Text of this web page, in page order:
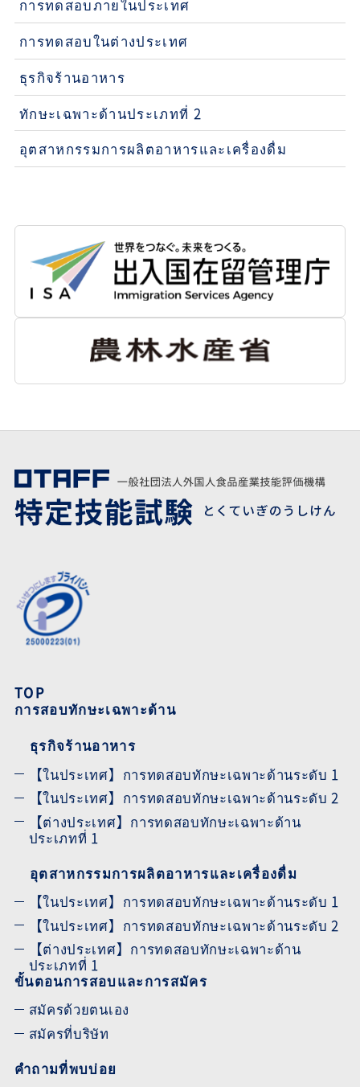
การทดสอบภายในประเทศ
การทดสอบในต่างประเทศ
ธุรกิจร้านอาหาร
ทักษะเฉพาะด้านประเภทที่ 2
อุตสาหกรรมการผลิตอาหารและเครื่องดื่ม
TOP
การสอบทักษะเฉพาะด้าน
ธุรกิจร้านอาหาร
【ในประเทศ】การทดสอบทักษะเฉพาะด้านระดับ 1
【ในประเทศ】การทดสอบทักษะเฉพาะด้านระดับ 2
【ต่างประเทศ】การทดสอบทักษะเฉพาะด้าน
ประเภทที่ 1
อุตสาหกรรมการผลิตอาหารและเครื่องดื่ม
【ในประเทศ】การทดสอบทักษะเฉพาะด้านระดับ 1
【ในประเทศ】การทดสอบทักษะเฉพาะด้านระดับ 2
【ต่างประเทศ】การทดสอบทักษะเฉพาะด้าน
ประเภทที่ 1
ขั้นตอนการสอบและการสมัคร
สมัครด้วยตนเอง
สมัครที่บริษัท
คำถามที่พบบ่อย